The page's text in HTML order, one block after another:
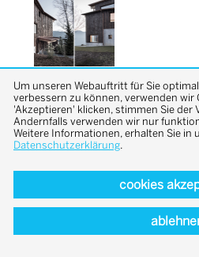
back
Um unseren Webauftritt für Sie
verbessern zu können, verwenden wir
'Akzeptieren' klicken, stimmen Sie der
Andernfalls verwenden wir nur
Weitere Informationen, erhalten Sie in
Datenschutzerklärung.
cookies